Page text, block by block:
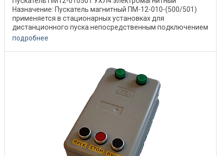
Назначение: Пускатель магнитный ПМ-12-010-(500/501)
применяется в стационарных установках для
дистанционного пуска непосредственным подключением
к сети, ...
подробнее